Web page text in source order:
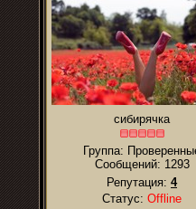
сибирячка
Группа:
Сообщений: 1293
Репутация: 4
Статус: Offline